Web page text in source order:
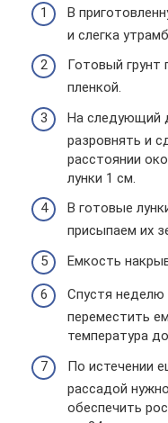
В
и слегка
Готовый грунт
пленкой.
На следующий
разровнять и
расстоянии
лунки 1 см.
В готовые
присыпаем их
Емкость
Спустя неделю
переместить
температура
По истечении
рассадой
обеспечить